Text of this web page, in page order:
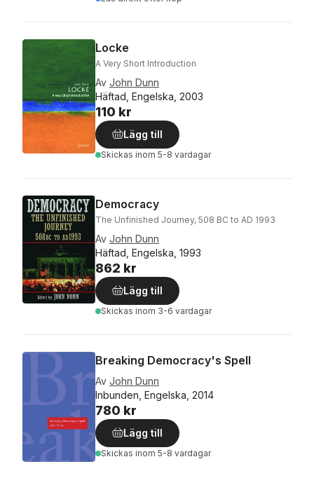
Locke
A Very Short Introduction
Av John Dunn
Häftad, Engelska, 2003
110 kr
Lägg till
Skickas inom 5-8 vardagar
Democracy
The Unfinished Journey, 508 BC to AD 1993
Av John Dunn
Häftad, Engelska, 1993
862 kr
Lägg till
Skickas inom 3-6 vardagar
Breaking Democracy's Spell
Av John Dunn
Inbunden, Engelska, 2014
780 kr
Lägg till
Skickas inom 5-8 vardagar